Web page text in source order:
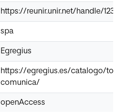
https://reunir.unir.net/handle/
spa
Egregius
https://egregius.es/catalogo/
comunica/
openAccess